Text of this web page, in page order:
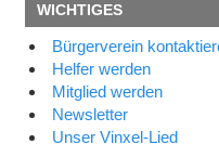
WICHTIGES
Bürgerverein
Helfer werden
Mitglied werden
Newsletter
Unser Vinxel-Lied